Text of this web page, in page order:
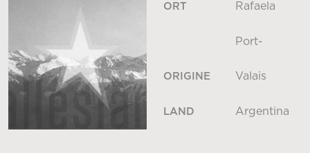
ORT Rafaela
ORIGINE
Port-
Valais
LAND Argentina